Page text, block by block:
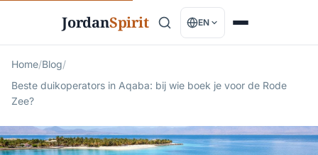
JordanSpirit EN
Home/Blog/
Beste duikoperators in Aqaba: bij wie boek je voor de Rode
Zee?